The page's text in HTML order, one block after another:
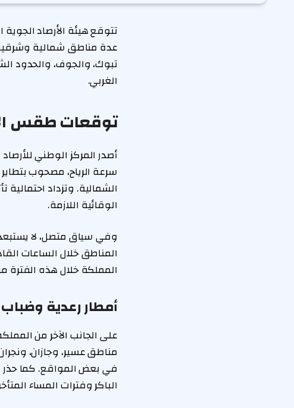
تتوقع هيئة الأرصاد الجوية
عدة مناطق شمالية وشرقية
تبوك، والجوف، والحدود
الغربي.
توقعات طقس
أصدر المركز الوطني
سرعة الرياح، مصحوب
الشمالية. وتزداد احتمالية
الوقائية اللازمة.
وفي سياق متصل، لا
المناطق خلال الساعات
المملكة خلال هذه الفترة
أمطار رعدية
على الجانب الآخر من
مناطق عسير، وجازان،
في بعض المواقع. كما حذر
الباكر وفترات المساء